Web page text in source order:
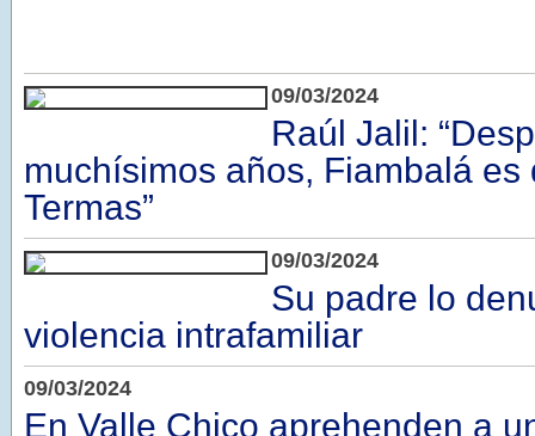
09/03/2024
Raúl Jalil:
muchísimos años, Fiambalá es
Termas”
09/03/2024
Su padre lo
violencia intrafamiliar
09/03/2024
En Valle Chico aprehenden a